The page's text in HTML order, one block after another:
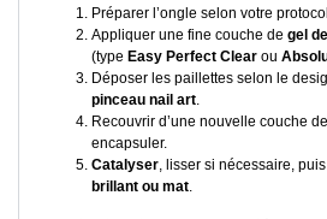
Préparer l’ongle selon votre
Appliquer une fine couche de gel
(type Easy Perfect Clear ou
Déposer les paillettes selon le
pinceau nail art.
Recouvrir d’une nouvelle couche de
encapsuler.
Catalyser, lisser si nécessaire,
brillant ou mat.